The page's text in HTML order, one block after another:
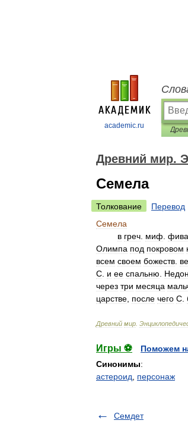
academic.ru
Древний мир.
Семела
Толкование
Перевод
Семела
в греч миф
Олимпа под покровом
всем своем божеств
С и ее спальню
через три месяца
царстве после чего С
Древний мир
Игры ⚽
Поможем
Синонимы:
астероид
персонаж
Семдет